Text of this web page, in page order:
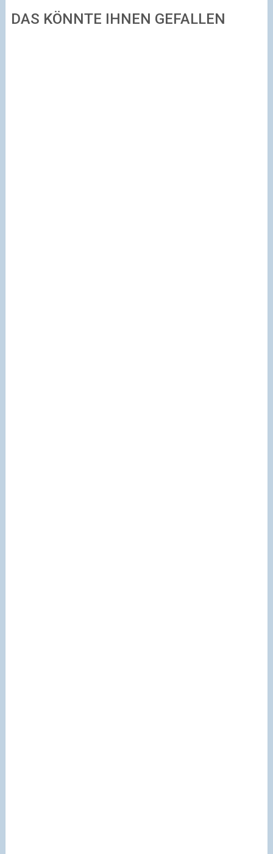
DAS KÖNNTE IHNEN GEFALLEN